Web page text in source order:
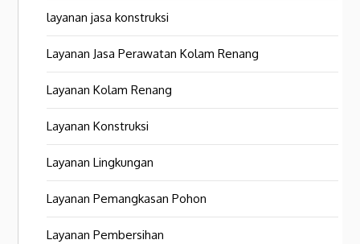
layanan jasa konstruksi
Layanan Jasa Perawatan Kolam Renang
Layanan Kolam Renang
Layanan Konstruksi
Layanan Lingkungan
Layanan Pemangkasan Pohon
Layanan Pembersihan